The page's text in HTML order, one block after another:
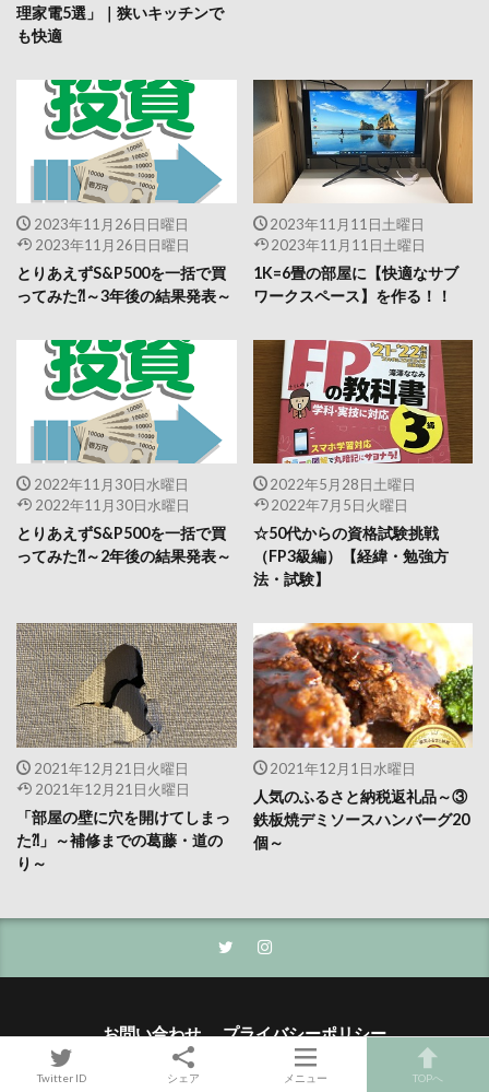
理家電5選」｜狭いキッチンで
も快適
2023年11月26日日曜日
2023年11月26日日曜日
とりあえずS&P500を一括で買
ってみた⁈～3年後の結果発表～
2023年11月11日土曜日
2023年11月11日土曜日
1K=6畳の部屋に【快適なサブ
ワークスペース】を作る！！
2022年11月30日水曜日
2022年11月30日水曜日
とりあえずS&P500を一括で買
ってみた⁈～2年後の結果発表～
2022年5月28日土曜日
2022年7月5日火曜日
☆50代からの資格試験挑戦
（FP3級編）【経緯・勉強方
法・試験】
2021年12月21日火曜日
2021年12月21日火曜日
「部屋の壁に穴を開けてしまっ
た⁈」～補修までの葛藤・道の
り～
2021年12月1日水曜日
人気のふるさと納税返礼品～③
鉄板焼デミソースハンバーグ20
個～
お問い合わせ プライバシーポリシー
© Copyright 2026 ☆スポかる
Twitter ID シェア メニュー TOPへ